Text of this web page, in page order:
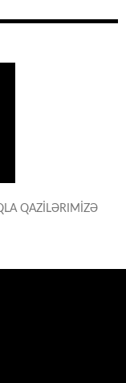
QAZİLƏRIMİZƏ